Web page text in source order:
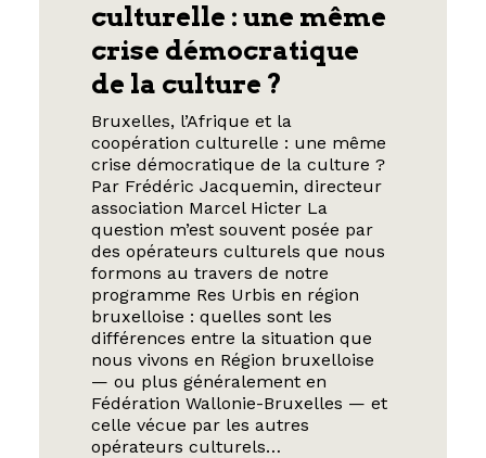
culturelle : une même
crise démocratique
de la culture ?
Bruxelles, l’Afrique et la
coopération culturelle : une même
crise démocratique de la culture ?
Par Frédéric Jacquemin, directeur
association Marcel Hicter La
question m’est souvent posée par
des opérateurs culturels que nous
formons au travers de notre
programme Res Urbis en région
bruxelloise : quelles sont les
différences entre la situation que
nous vivons en Région bruxelloise
— ou plus généralement en
Fédération Wallonie-Bruxelles — et
celle vécue par les autres
opérateurs culturels…